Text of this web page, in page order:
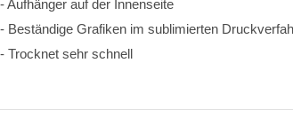
- Aufhänger auf der Innenseite
- Beständige Grafiken im sublimierten
- Trocknet sehr schnell